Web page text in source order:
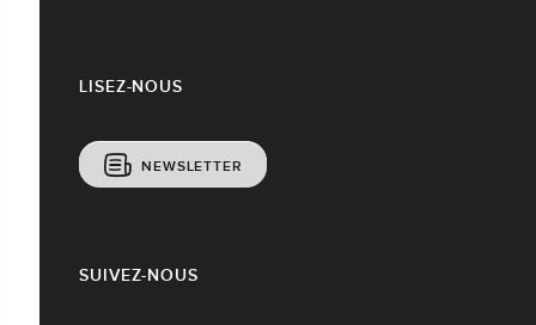
LISEZ-NOUS
NEWSLETTER
SUIVEZ-NOUS